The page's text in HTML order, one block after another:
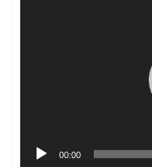
00:00